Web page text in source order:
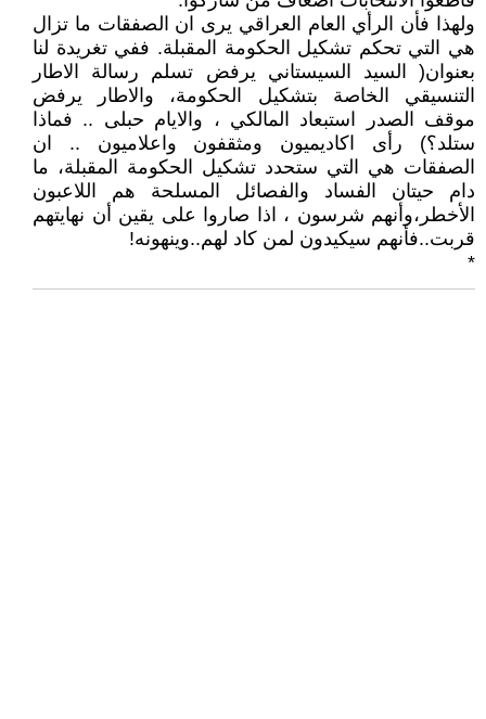
ولهذا فأن الرأي العام العراقي يرى ان الصفقات ما تزال
هي التي تحكم تشكيل الحكومة المقبلة. ففي تغريدة لنا
بعنوان( السيد السيستاني يرفض تسلم رسالة الاطار
التنسيقي الخاصة بتشكيل الحكومة، والاطار يرفض
موقف الصدر استبعاد المالكي ، والايام حبلى .. فماذا
ستلد؟) رأى اكاديميون ومثقفون واعلاميون .. ان
الصفقات هي التي ستحدد تشكيل الحكومة المقبلة، ما
دام حيتان الفساد والفصائل المسلحة هم اللاعبون
الأخطر،وأنهم شرسون ، اذا صاروا على يقين أن نهايتهم
قربت..فأنهم سيكيدون لمن كاد لهم..وينهونه!
*